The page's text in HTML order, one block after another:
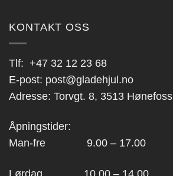
KONTAKT OSS
Tlf: +47 32 12 23 68
E-post: post@gladehjul.no
Adresse: Torvgt. 8, 3513 Hønefoss
Åpningstider:
Man-fre 9.00 – 17.00
Lørdag 10.00 – 14.00